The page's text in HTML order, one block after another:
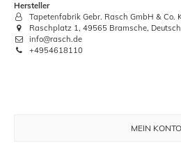
Hersteller
Tapetenfabrik Gebr. Rasch GmbH & Co.
Raschplatz 1, 49565 Bramsche,
info@rasch.de
+4954618110
MEIN KONTO